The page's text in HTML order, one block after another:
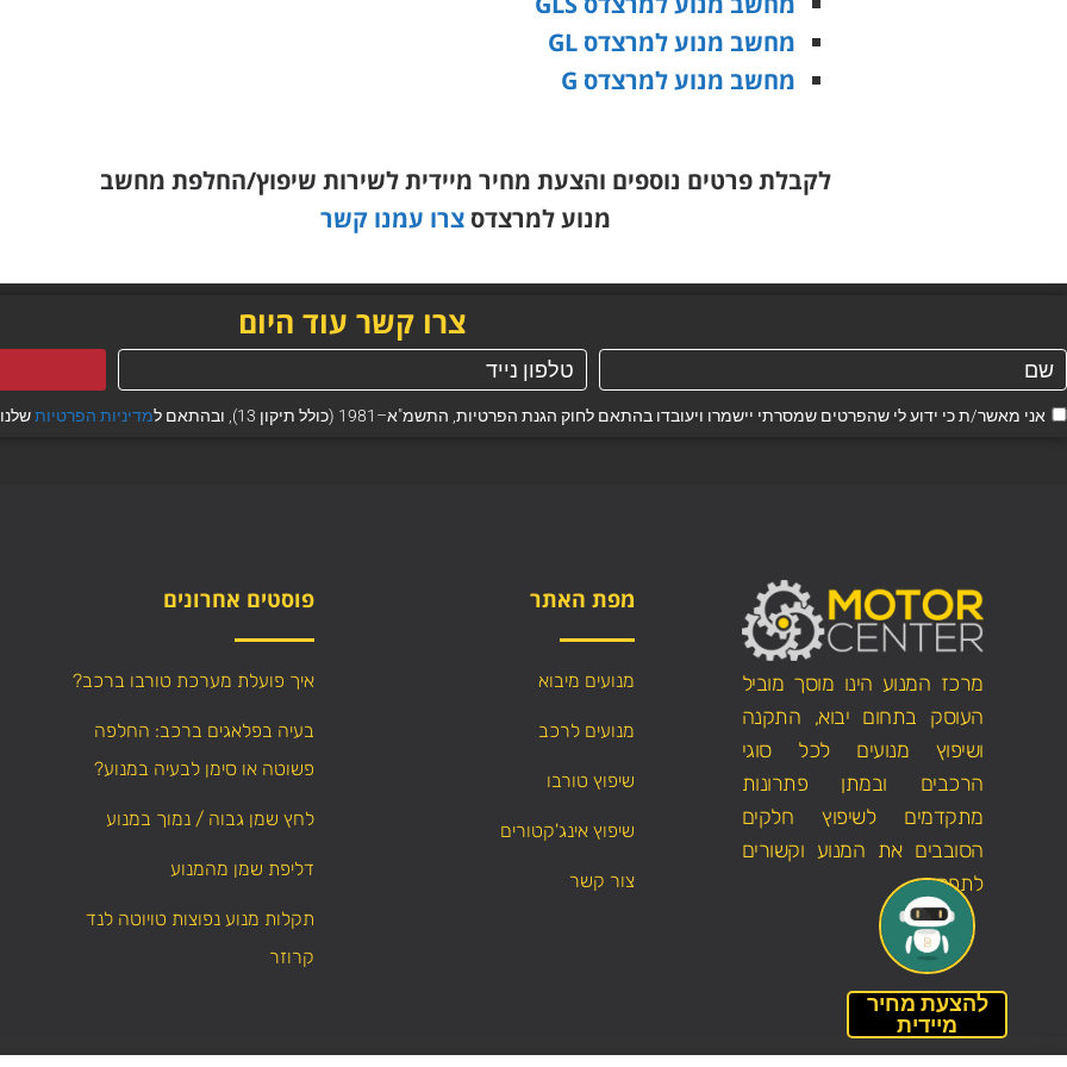
מחשב מנוע למרצדס GL
מחשב מנוע למרצדס G
לקבלת פרטים נוספים והצעת מחיר מיידית לשירות שיפוץ/החלפת מחשב
מנוע למרצדסצרו עמנו קשר
צרו קשר עוד היום
אני מאשר/ת כי ידוע לי שהפרטים שמסרתי יישמרו ויעובדו בהתאם לחוק הגנת הפרטיות, התשמ"א–1981 (כולל תיקון 13), ובהתאם ל מדיניות הפרטיות
מרכז המנוע הינו מוסך מוביל
העוסק בתחום יבוא, התקנה
ושיפוץ מנועים לכל סוגי
הרכבים ובמתן פתרונות
מתקדמים לשיפוץ חלקים
הסובבים את המנוע וקשורים
לתפקודו.
מפת האתר
מנועים מיבוא
מנועים לרכב
שיפוץ טורבו
שיפוץ אינג'קטורים
צור קשר
פוסטים אחרונים
איך פועלת מערכת טורבו ברכב?
בעיה בפלאגים ברכב: החלפה
פשוטה או סימן לבעיה במנוע?
לחץ שמן גבוה / נמוך במנוע
דליפת שמן מהמנוע
תקלות מנוע נפוצות טויוטה לנד
קרוזר
להצעת מחיר
מיידית